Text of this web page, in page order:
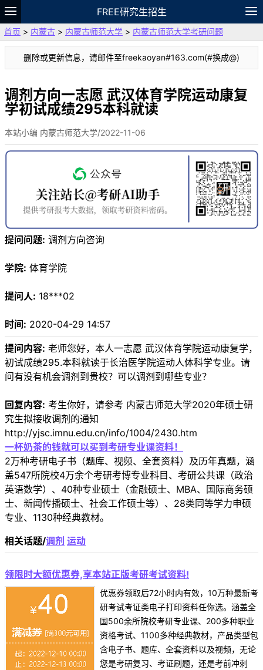
FREE研究生招生
题库
故事 专题 APP 笔记
论坛
VIP
资料
首页 > 内蒙古 > 内蒙古师范大学 > 内蒙古师范大学考研问题
删除或更新信息，请邮件至freekaoyan#163.com(#换成@)
调剂方向一志愿 武汉体育学院运动康复
学初试成绩295本科就读
本站小编 内蒙古师范大学/2022-11-06
提问问题: 调剂方向咨询
学院: 体育学院
提问人: 18***02
时间: 2020-04-29 14:57
提问内容: 老师您好，本人一志愿 武汉体育学院运动康复学，
初试成绩295.本科就读于长治医学院运动人体科学专业。请
问有没有机会调剂到贵校？可以调剂到哪些专业？
回复内容: 考生你好，请参考 内蒙古师范大学2020年硕士研
究生拟接收调剂的通知
http://yjsc.imnu.edu.cn/info/1004/2430.htm
一杯奶茶的钱就可以买到考研专业课资料！
2万种考研电子书（题库、视频、全套资料）及历年真题，涵
盖547所院校4万余个考研考博专业科目、考研公共课（政治
英语数学）、40种专业硕士（金融硕士、MBA、国际商务硕
士、新闻传播硕士、社会工作硕士等）、28类同等学力申硕
专业、1130种经典教材。
相关话题/调剂 运动
领限时大额优惠券,享本站正版考研考试资料!
优惠券领取后72小时内有效，10万种最新考
研考试考证类电子打印资料任你选。涵盖全
国500余所院校考研专业课、200多种职业
资格考试、1100多种经典教材，产品类型包
含电子书、题库、全套资料以及视频，无论
您是考研复习、考证刷题，还是考前冲刺